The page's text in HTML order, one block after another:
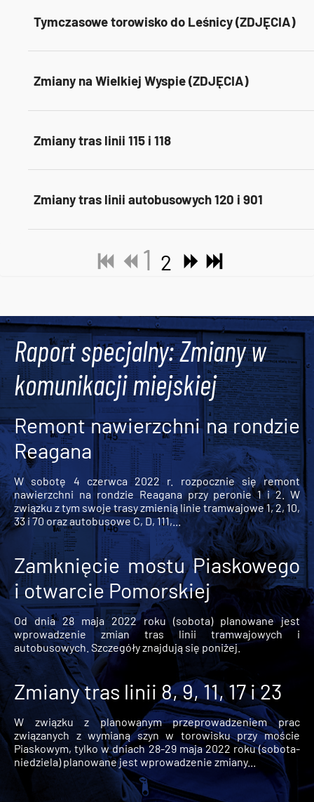
Tymczasowe torowisko do Leśnicy (ZDJĘCIA)
Zmiany na Wielkiej Wyspie (ZDJĘCIA)
Zmiany tras linii 115 i 118
Zmiany tras linii autobusowych 120 i 901
1 2
Raport specjalny: Zmiany w
komunikacji miejskiej
Remont nawierzchni na rondzie
Reagana
W sobotę 4 czerwca 2022 r. rozpocznie się remont
nawierzchni na rondzie Reagana przy peronie 1 i 2. W
związku z tym swoje trasy zmienią linie tramwajowe 1, 2, 10,
33 i 70 oraz autobusowe C, D, 111,...
Zamknięcie mostu Piaskowego
i otwarcie Pomorskiej
Od dnia 28 maja 2022 roku (sobota) planowane jest
wprowadzenie zmian tras linii tramwajowych i
autobusowych. Szczegóły znajdują się poniżej.
Zmiany tras linii 8, 9, 11, 17 i 23
W związku z planowanym przeprowadzeniem prac
związanych z wymianą szyn w torowisku przy moście
Piaskowym, tylko w dniach 28-29 maja 2022 roku (sobota-
niedziela) planowane jest wprowadzenie zmiany...